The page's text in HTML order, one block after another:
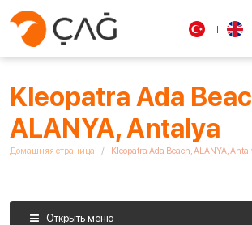
Kleopatra Ada
ALANYA, Antalya
Домашняя страница Kleopatra Ada Beach, ALANYA,
Открыть меню